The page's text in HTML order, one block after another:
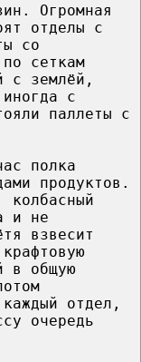
Огромная
отделы с
со
сеткам
с землёй,
с
паллеты с
полка
продуктов.
и не
взвесит
в общую
отдел,
очередь